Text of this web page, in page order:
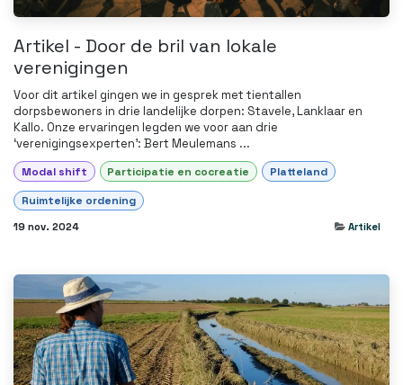
Artikel - Door de bril van lokale
verenigingen
Voor dit artikel gingen we in gesprek met tientallen
dorpsbewoners in drie landelijke dorpen: Stavele, Lanklaar en
Kallo. Onze ervaringen legden we voor aan drie
‘verenigingsexperten’: Bert Meulemans ...
Modal shift Participatie en cocreatie Platteland
Ruimtelijke ordening
19 nov. 2024 Artikel